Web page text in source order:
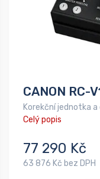
CANON RC-
Korekční jednotka
Celý popis
77 290 Kč
63 876 Kč bez DPH